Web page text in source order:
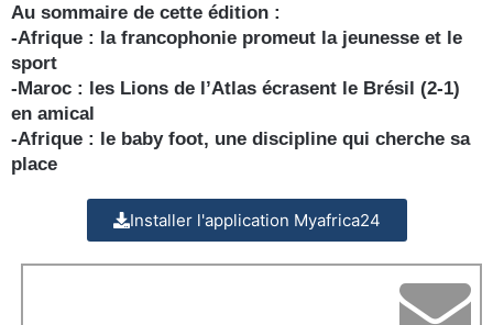
Au sommaire de cette édition :
-Afrique : la francophonie promeut la jeunesse et le
sport
-Maroc : les Lions de l’Atlas écrasent le Brésil (2-1)
en amical
-Afrique : le baby foot, une discipline qui cherche sa
place
Installer l'application Myafrica24